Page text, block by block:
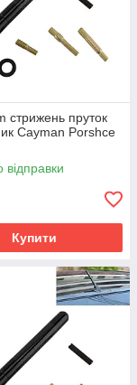
стрижень пруток
Cayman Porshce
відправки
Купити